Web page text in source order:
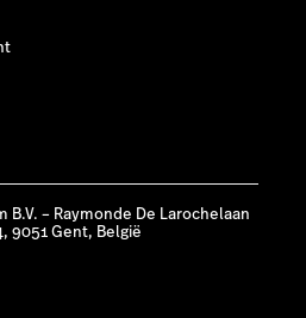
B.V. – Raymonde De Larochelaan
9051 Gent, België